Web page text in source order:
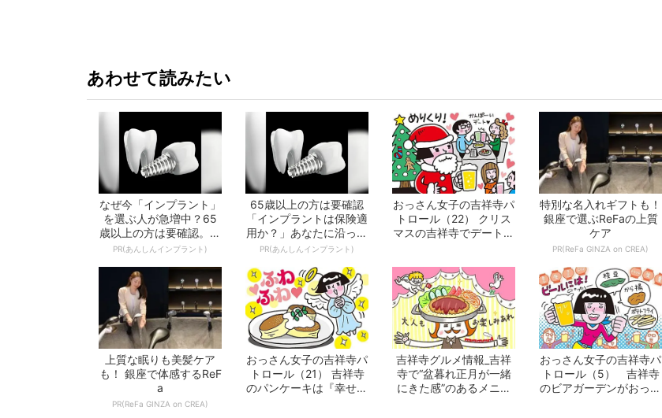
あわせて読みたい
なぜ今「インプラント」
を選ぶ人が急増中？65
歳以上の方は要確認。抜
けた歯の放置は...
PR(あんしんインプラント)
65歳以上の方は要確認
「インプラントは保険適
用か？」あなたに沿った
治療法や費用を...
PR(あんしんインプラント)
おっさん女子の吉祥寺パ
トロール（22） クリス
マスの吉祥寺でデートす
特別な名入れギフトも！
銀座で選ぶReFaの上質
ケア
PR(ReFa GINZA on CREA)
上質な眠りも美髪ケア
も！ 銀座で体感するReF
a
PR(ReFa GINZA on CREA)
おっさん女子の吉祥寺パ
トロール（21） 吉祥寺
のパンケーキは『幸せ』
吉祥寺グルメ情報_吉祥
寺で“盆暮れ正月が一緒
にきた感”のあるメニュ
おっさん女子の吉祥寺パ
トロール（5） 吉祥寺
のビアガーデンがおっさ